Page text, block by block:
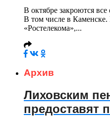
В октябре закроются
В том числе в Каменске.
«Ростелекома»,...
Архив
Лиховским
предоставят